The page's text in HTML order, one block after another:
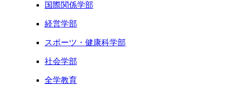
国際関係学部
経営学部
スポーツ・健康科学部
社会学部
全学教育